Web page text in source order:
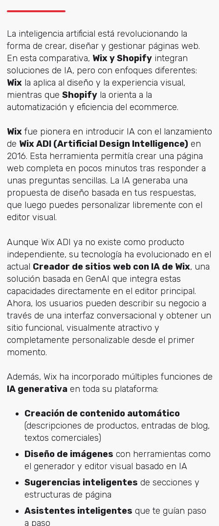
La inteligencia artificial está revolucionando la
forma de crear, diseñar y gestionar páginas web.
En esta comparativa, Wix y Shopifyintegran
soluciones de IA, pero con enfoques diferentes:
Wixla aplica al diseño y la experiencia visual,
mientras que Shopifyla orienta a la
automatización y eficiencia del ecommerce.
Wixfue pionera en introducir IA con el lanzamiento
de Wix ADI (Artificial Design Intelligence)en
2016. Esta herramienta permitía crear una página
web completa en pocos minutos tras responder a
unas preguntas sencillas. La IA generaba una
propuesta de diseño basada en tus respuestas,
que luego puedes personalizar libremente con el
editor visual.
Aunque Wix ADI ya no existe como producto
independiente, su tecnología ha evolucionado en el
actual Creador de sitios web con IA de Wix, una
solución basada en GenAI que integra estas
capacidades directamente en el editor principal.
Ahora, los usuarios pueden describir su negocio a
través de una interfaz conversacional y obtener un
sitio funcional, visualmente atractivo y
completamente personalizable desde el primer
momento.
Además, Wix ha incorporado múltiples funciones de
IA generativaen toda su plataforma:
Creación de contenido automático
(descripciones de productos, entradas de blog,
textos comerciales)
Diseño de imágenes con herramientas como
el generador y editor visual basado en IA
Sugerencias inteligentes de secciones y
estructuras de página
Asistentes inteligentes que te guían paso
a paso